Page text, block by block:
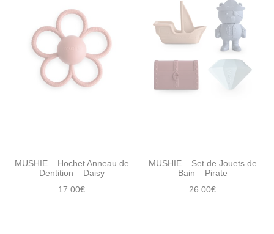
MUSHIE – Hochet Anneau de
Dentition – Daisy
17.00€
MUSHIE – Set de Jouets de
Bain – Pirate
26.00€